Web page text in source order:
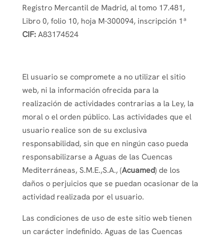
Registro Mercantil de Madrid, al tomo 17.481,
Libro 0, folio 10, hoja M-300094, inscripción 1ª
CIF: A83174524
El usuario se compromete a no utilizar el sitio
web, ni la información ofrecida para la
realización de actividades contrarias a la Ley, la
moral o el orden público. Las actividades que el
usuario realice son de su exclusiva
responsabilidad, sin que en ningún caso pueda
responsabilizarse a Aguas de las Cuencas
Mediterráneas, S.M.E.,S.A., (Acuamed) de los
daños o perjuicios que se puedan ocasionar de la
actividad realizada por el usuario.
Las condiciones de uso de este sitio web tienen
un carácter indefinido. Aguas de las Cuencas